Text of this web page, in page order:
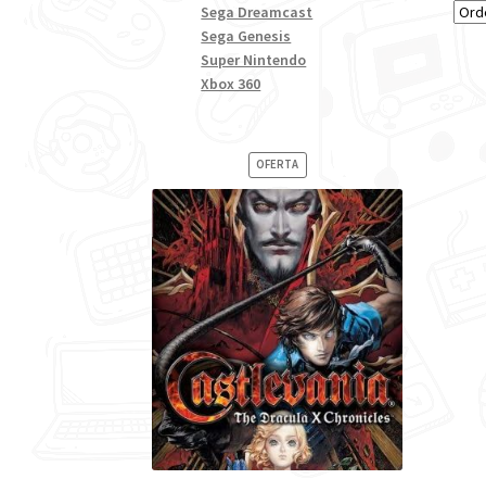
Sega Dreamcast
Sega Genesis
Super Nintendo
Xbox 360
OFERTAPRODUCTO
EN
OFERTA